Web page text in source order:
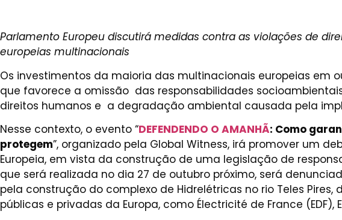
Parlamento Europeu discutirá medidas contra as violações de
europeias multinacionais
Os investimentos da maioria das multinacionais europeias em
que favorece a omissão das responsabilidades
direitos humanos e a degradação ambiental causada pela
Nesse contexto, o evento “DEFENDENDO O AMANHÃ: Como
protegem”, organizado pela Global Witness, irá promover um
Europeia, em vista da construção de uma legislação de
que será realizada no dia 27 de outubro próximo, será
pela construção do complexo de Hidrelétricas no rio Teles
públicas e privadas da Europa, como Électricité de France